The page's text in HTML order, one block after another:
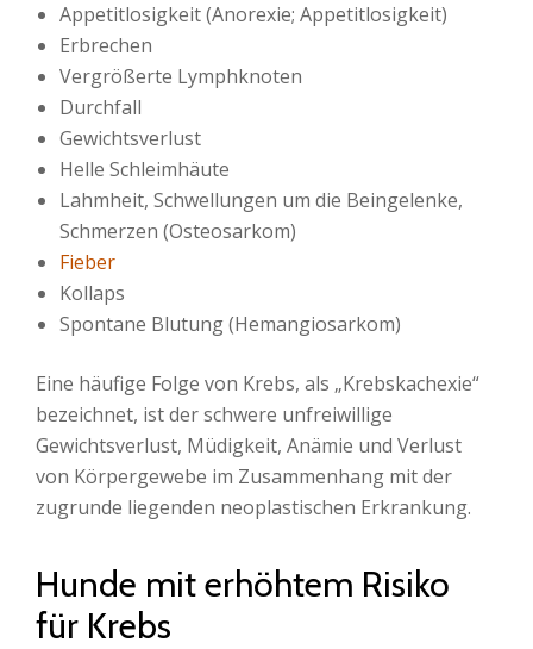
Appetitlosigkeit (Anorexie; Appetitlosigkeit)
Erbrechen
Vergrößerte Lymphknoten
Durchfall
Gewichtsverlust
Helle Schleimhäute
Lahmheit, Schwellungen um die Beingelenke,
Schmerzen (Osteosarkom)
Fieber
Kollaps
Spontane Blutung (Hemangiosarkom)
Eine häufige Folge von Krebs, als „Krebskachexie“
bezeichnet, ist der schwere unfreiwillige
Gewichtsverlust, Müdigkeit, Anämie und Verlust
von Körpergewebe im Zusammenhang mit der
zugrunde liegenden neoplastischen Erkrankung.
Hunde mit erhöhtem Risiko
für Krebs